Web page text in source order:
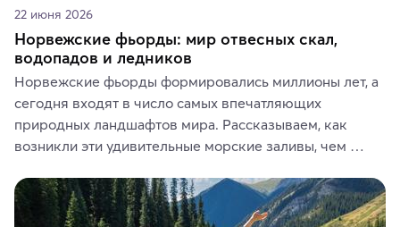
22 июня 2026
Норвежские фьорды: мир отвесных скал,
водопадов и ледников
Норвежские фьорды формировались миллионы лет, а
сегодня входят в число самых впечатляющих
природных ландшафтов мира. Рассказываем, как
возникли эти удивительные морские заливы, чем
живописные смотровые площадки и какие точки
включить в маршрут по Норвегии.